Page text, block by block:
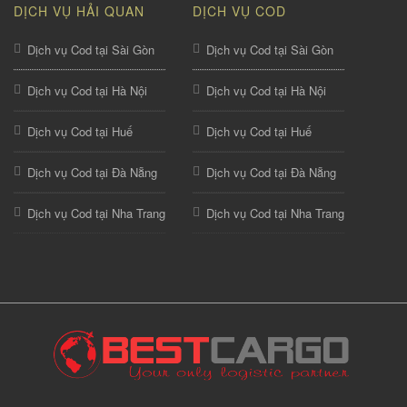
DỊCH VỤ HẢI QUAN
Dịch vụ Cod tại Sài Gòn
Dịch vụ Cod tại Hà Nội
Dịch vụ Cod tại Huế
Dịch vụ Cod tại Đà Nẵng
Dịch vụ Cod tại Nha Trang
DỊCH VỤ COD
Dịch vụ Cod tại Sài Gòn
Dịch vụ Cod tại Hà Nội
Dịch vụ Cod tại Huế
Dịch vụ Cod tại Đà Nẵng
Dịch vụ Cod tại Nha Trang